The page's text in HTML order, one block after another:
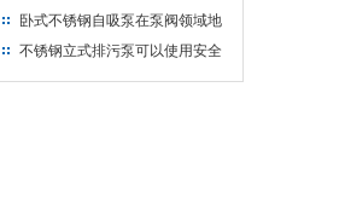
代发展的产物
卧式不锈钢自吸泵在泵阀领域地
位举足轻重
不锈钢立式排污泵可以使用安全